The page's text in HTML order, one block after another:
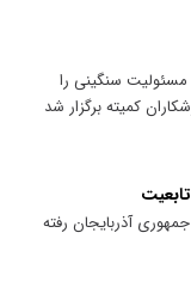
سنگینی را
کمیته برگزار شد
آذربایجان رفته